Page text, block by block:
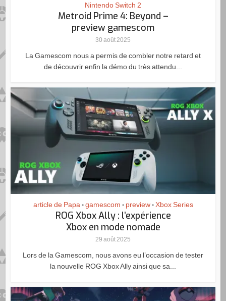
Nintendo Switch 2
Metroid Prime 4: Beyond –
preview gamescom
30 août 2025
La Gamescom nous a permis de combler notre retard et
de découvrir enfin la démo du très attendu...
article de Papa • gamescom • preview • Xbox Series
ROG Xbox Ally : l’expérience
Xbox en mode nomade
29 août 2025
Lors de la Gamescom, nous avons eu l’occasion de tester
la nouvelle ROG Xbox Ally ainsi que sa...